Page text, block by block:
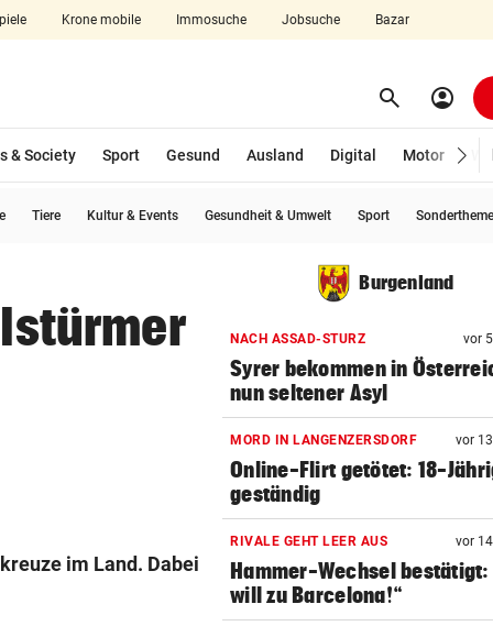
Krone mobile Immosuche Jobsuche Bazar
aufklappen search Suchen
account_circle
& Society Sport Gesund Ausland Digital Motor
Tiere Kultur & Events Gesundheit & Umwelt Sport
im Land. Dabei
Burgenland
NACH ASSAD-STURZ vor
Syrer bekommen in
nun seltener Asyl
MORD IN LANGENZERSDORF vor
Online-Flirt getötet: 18-
geständig
RIVALE GEHT LEER AUS vor
Hammer-Wechsel bestätigt:
will zu Barcelona!“